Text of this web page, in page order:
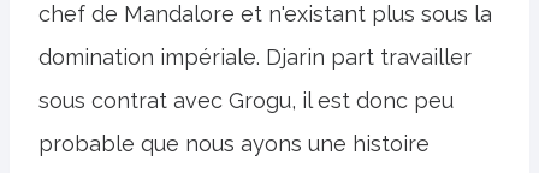
chef de Mandalore et n'existant plus sous la
domination impériale. Djarin part travailler
sous contrat avec Grogu, il est donc peu
probable que nous ayons une histoire